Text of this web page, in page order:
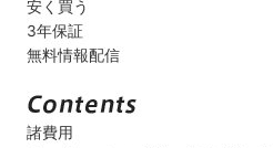
安く買う
3年保証
無料情報配信
諸費用